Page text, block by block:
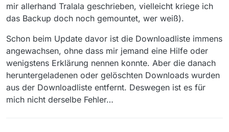
mir allerhand Tralala geschrieben, vielleicht kriege ich
das Backup doch noch gemountet, wer weiß).
Schon beim Update davor ist die Downloadliste immens
angewachsen, ohne dass mir jemand eine Hilfe oder
wenigstens Erklärung nennen konnte. Aber die danach
heruntergeladenen oder gelöschten Downloads wurden
aus der Downloadliste entfernt. Deswegen ist es für
mich nicht derselbe Fehler…